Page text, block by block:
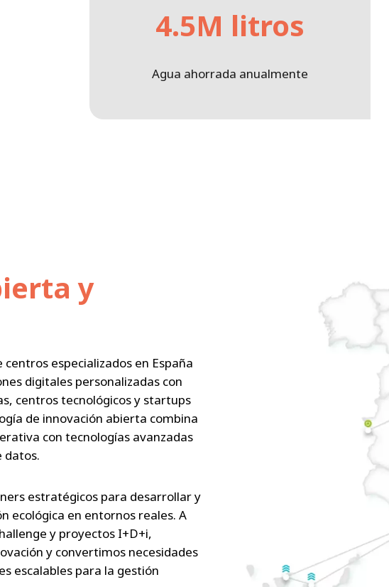
4.5M litros
Agua ahorrada anualmente
y
especializados en España
digitales personalizadas con
centros tecnológicos y startups
de innovación abierta combina
con tecnologías avanzadas
datos.
estratégicos para desarrollar y
ecológica en entornos reales. A
y proyectos I+D+i,
y convertimos necesidades
escalables para la gestión